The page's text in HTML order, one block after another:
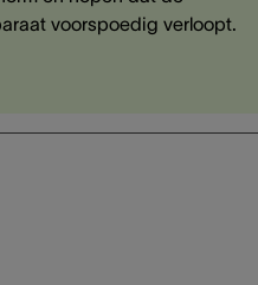
voorspoedig verloopt.